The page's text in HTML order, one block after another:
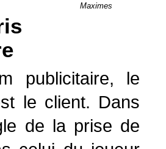
Maximes
publicitaire, le
le client. Dans
de la prise de